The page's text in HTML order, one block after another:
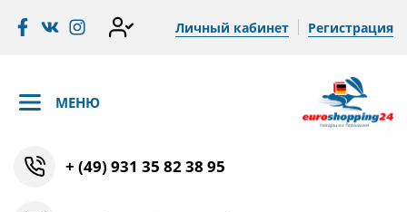
Личный кабинет Регистрация
МЕНЮ
+ (49) 931 35 82 38 95